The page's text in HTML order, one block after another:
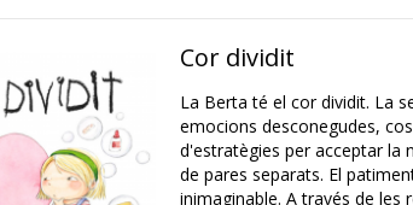
Cor dividit
La Berta té el cor dividit. La
emocions desconegudes,
d'estratègies per acceptar la
de pares separats. El
inimaginable. A través de les